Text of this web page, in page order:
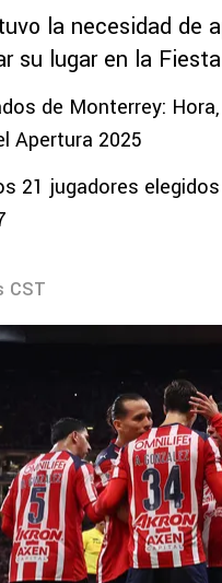
la necesidad de
su lugar en la
de Monterrey:
Apertura 2025
21 jugadores
CST